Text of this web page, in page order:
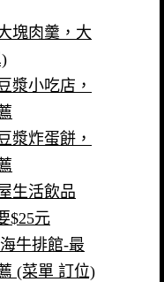
塊肉羹，大
漿小吃店，
漿炸蛋餅，
生活飲品
$25元
牛排館-最
(菜單 訂位)